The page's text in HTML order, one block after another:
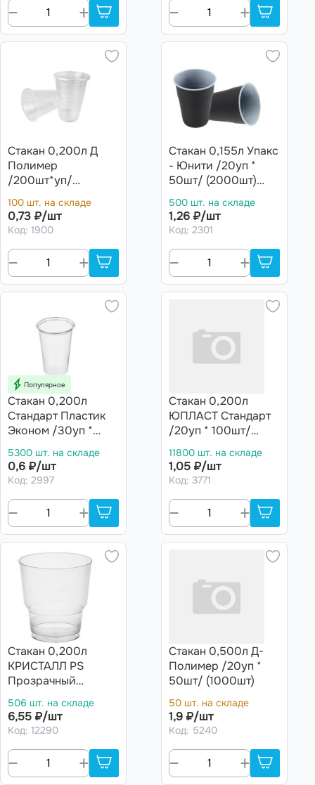
Стакан 0,200л Д
Полимер
/200шт*уп/
1,75гр
100 шт. на складе
0,73 ₽/шт
Код: 1900
Стакан 0,155л Упакс
- Юнити /20уп *
50шт/ (2000шт)
500 шт. на складе
1,26 ₽/шт
Код: 2301
Популярное
Стакан 0,200л
Стандарт Пластик
Эконом /30уп *
5300 шт. на складе
0,6 ₽/шт
Код: 2997
Стакан 0,200л
ЮПЛАСТ Стандарт
/20уп * 100шт/
11800 шт. на складе
1,05 ₽/шт
Код: 3771
Стакан 0,200л
КРИСТАЛЛ PS
Прозрачный
(1000шт) АРТ.1004
506 шт. на складе
6,55 ₽/шт
Код: 12290
Стакан 0,500л Д-
Полимер /20уп *
50шт/ (1000шт)
50 шт. на складе
1,9 ₽/шт
Код: 5240